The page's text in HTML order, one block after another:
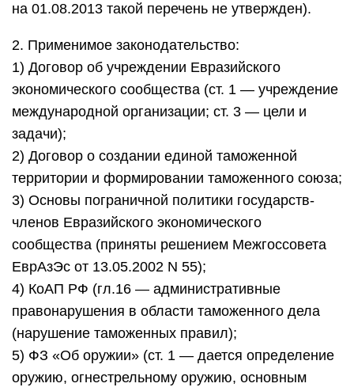
на 01.08.2013 такой перечень не утвержден).
2. Применимое законодательство:
1) Договор об учреждении Евразийского
экономического сообщества (ст. 1 — учреждение
международной организации; ст. 3 — цели и
задачи);
2) Договор о создании единой таможенной
территории и формировании таможенного союза;
3) Основы пограничной политики государств-
членов Евразийского экономического
сообщества (приняты решением Межгоссовета
ЕврАзЭс от 13.05.2002 N 55);
4) КоАП РФ (гл.16 — административные
правонарушения в области таможенного дела
(нарушение таможенных правил);
5) ФЗ «Об оружии» (ст. 1 — дается определение
оружию, огнестрельному оружию, основным